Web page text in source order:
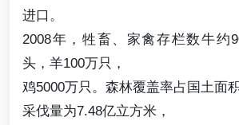
进口。
2008年，牲畜、家禽存栏数牛约
头，羊100万只，
鸡5000万只。森林覆盖率占国土面
采伐量为7.48亿立方米，